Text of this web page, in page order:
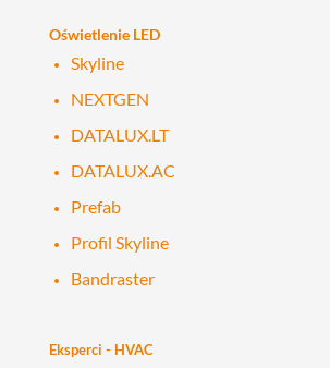
Oświetlenie LED
Skyline
NEXTGEN
DATALUX.LT
DATALUX.AC
Prefab
Profil Skyline
Bandraster
Eksperci - HVAC